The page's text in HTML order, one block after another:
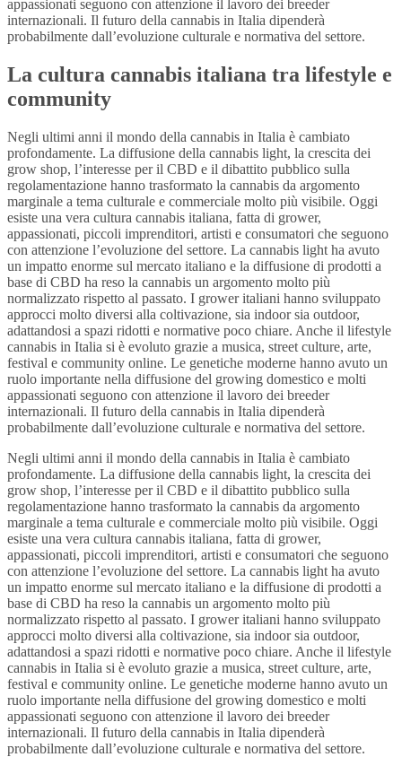
appassionati seguono con attenzione il lavoro dei breeder
internazionali. Il futuro della cannabis in Italia dipenderà
probabilmente dall’evoluzione culturale e normativa del settore.
La cultura cannabis italiana tra lifestyle e
community
Negli ultimi anni il mondo della cannabis in Italia è cambiato
profondamente. La diffusione della cannabis light, la crescita dei
grow shop, l’interesse per il CBD e il dibattito pubblico sulla
regolamentazione hanno trasformato la cannabis da argomento
marginale a tema culturale e commerciale molto più visibile. Oggi
esiste una vera cultura cannabis italiana, fatta di grower,
appassionati, piccoli imprenditori, artisti e consumatori che seguono
con attenzione l’evoluzione del settore. La cannabis light ha avuto
un impatto enorme sul mercato italiano e la diffusione di prodotti a
base di CBD ha reso la cannabis un argomento molto più
normalizzato rispetto al passato. I grower italiani hanno sviluppato
approcci molto diversi alla coltivazione, sia indoor sia outdoor,
adattandosi a spazi ridotti e normative poco chiare. Anche il lifestyle
cannabis in Italia si è evoluto grazie a musica, street culture, arte,
festival e community online. Le genetiche moderne hanno avuto un
ruolo importante nella diffusione del growing domestico e molti
appassionati seguono con attenzione il lavoro dei breeder
internazionali. Il futuro della cannabis in Italia dipenderà
probabilmente dall’evoluzione culturale e normativa del settore.
Negli ultimi anni il mondo della cannabis in Italia è cambiato
profondamente. La diffusione della cannabis light, la crescita dei
grow shop, l’interesse per il CBD e il dibattito pubblico sulla
regolamentazione hanno trasformato la cannabis da argomento
marginale a tema culturale e commerciale molto più visibile. Oggi
esiste una vera cultura cannabis italiana, fatta di grower,
appassionati, piccoli imprenditori, artisti e consumatori che seguono
con attenzione l’evoluzione del settore. La cannabis light ha avuto
un impatto enorme sul mercato italiano e la diffusione di prodotti a
base di CBD ha reso la cannabis un argomento molto più
normalizzato rispetto al passato. I grower italiani hanno sviluppato
approcci molto diversi alla coltivazione, sia indoor sia outdoor,
adattandosi a spazi ridotti e normative poco chiare. Anche il lifestyle
cannabis in Italia si è evoluto grazie a musica, street culture, arte,
festival e community online. Le genetiche moderne hanno avuto un
ruolo importante nella diffusione del growing domestico e molti
appassionati seguono con attenzione il lavoro dei breeder
internazionali. Il futuro della cannabis in Italia dipenderà
probabilmente dall’evoluzione culturale e normativa del settore.